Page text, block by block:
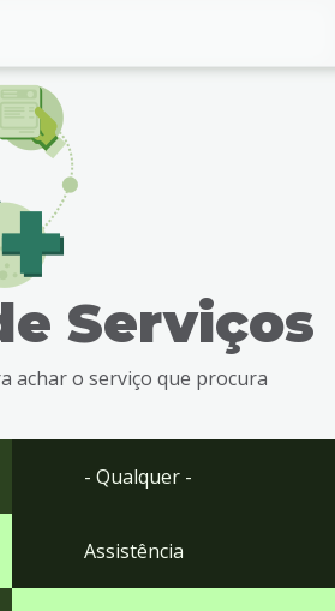
Serviços
achar o serviço que procura
- Qualquer -
Assistência